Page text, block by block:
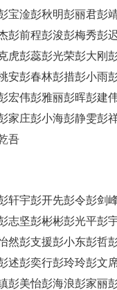
宝淦彭秋明彭丽君彭
彭前程彭浚彭梅秀彭
虎彭蕊彭光荣彭大刚
安彭春林彭措彭小雨
宏伟彭雅丽彭晖彭建
家庄彭小海彭静雯彭
吾
轩宇彭开先彭令彭剑
志坚彭彬彬彭光平彭
然彭支援彭小东彭哲
述彭奕行彭玲玲彭文
彭美怡彭海浪彭家丽